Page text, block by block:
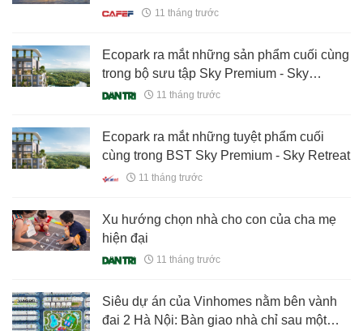
11 tháng trước
Ecopark ra mắt những sản phẩm cuối cùng
trong bộ sưu tập Sky Premium - Sky
Retreat
11 tháng trước
Ecopark ra mắt những tuyệt phẩm cuối
cùng trong BST Sky Premium - Sky Retreat
11 tháng trước
Xu hướng chọn nhà cho con của cha mẹ
hiện đại
11 tháng trước
Siêu dự án của Vinhomes nằm bên vành
đai 2 Hà Nội: Bàn giao nhà chỉ sau một